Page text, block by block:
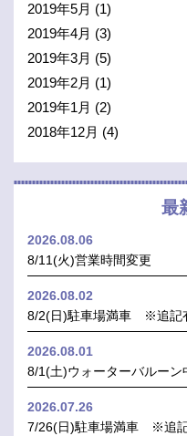
2019年5月 (1)
2019年4月 (3)
2019年3月 (5)
2019年2月 (1)
2019年1月 (2)
2018年12月 (4)
最
2026.08.06
8/11(火)営業時間変更
2026.08.02
8/2(日)駐車場満車 ※追記
2026.08.01
8/1(土)ウォーターバルーン
2026.07.26
7/26(日)駐車場満車 ※追